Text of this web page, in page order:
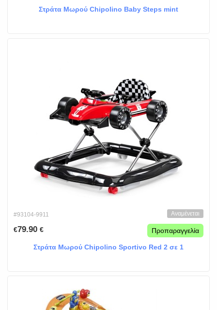
Στράτα Μωρού Chipolino Baby Steps mint
#93104-9911 Αναμένεται
€79.90 € Προπαραγγελία
Στράτα Μωρού Chipolino Sportivo Red 2 σε 1